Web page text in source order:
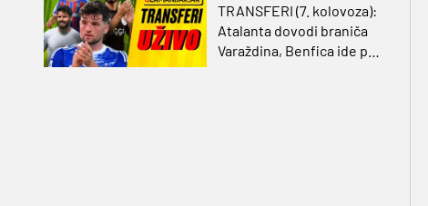
TRANSFERI (7. kolovoza):
Atalanta dovodi braniča
Varaždina, Benfica ide po